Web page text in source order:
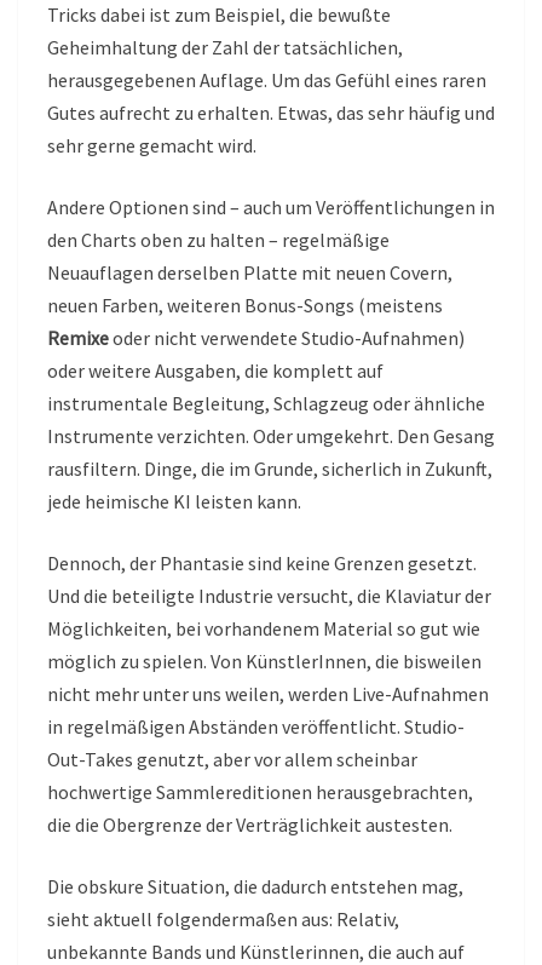
Tricks dabei ist zum Beispiel, die bewußte
Geheimhaltung der Zahl der tatsächlichen,
herausgegebenen Auflage. Um das Gefühl eines raren
Gutes aufrecht zu erhalten. Etwas, das sehr häufig und
sehr gerne gemacht wird.
Andere Optionen sind – auch um Veröffentlichungen in
den Charts oben zu halten – regelmäßige
Neuauflagen derselben Platte mit neuen Covern,
neuen Farben, weiteren Bonus-Songs (meistens
Remixeoder nicht verwendete Studio-Aufnahmen)
oder weitere Ausgaben, die komplett auf
instrumentale Begleitung, Schlagzeug oder ähnliche
Instrumente verzichten. Oder umgekehrt. Den Gesang
rausfiltern. Dinge, die im Grunde, sicherlich in Zukunft,
jede heimische KI leisten kann.
Dennoch, der Phantasie sind keine Grenzen gesetzt.
Und die beteiligte Industrie versucht, die Klaviatur der
Möglichkeiten, bei vorhandenem Material so gut wie
möglich zu spielen. Von KünstlerInnen, die bisweilen
nicht mehr unter uns weilen, werden Live-Aufnahmen
in regelmäßigen Abständen veröffentlicht. Studio-
Out-Takes genutzt, aber vor allem scheinbar
hochwertige Sammlereditionen herausgebrachten,
die die Obergrenze der Verträglichkeit austesten.
Die obskure Situation, die dadurch entstehen mag,
sieht aktuell folgendermaßen aus: Relativ,
unbekannte Bands und Künstlerinnen, die auch auf